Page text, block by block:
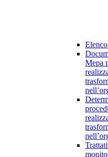
Mepa